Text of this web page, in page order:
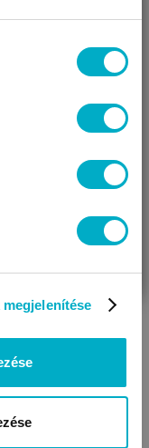
megjelenítése
babahinták
AJÁNDÉKOT